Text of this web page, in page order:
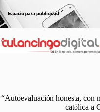
Saltar
al
contenido
“Autoevaluación honesta, con
católica a